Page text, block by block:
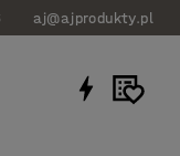
aj@ajprodukty.pl